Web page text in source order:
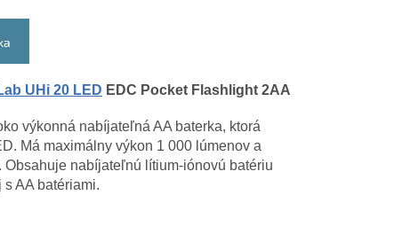
UHi 20 LED EDC Pocket Flashlight 2AA
výkonná nabíjateľná AA baterka, ktorá
Má maximálny výkon 1 000 lúmenov a
Obsahuje nabíjateľnú lítium-iónovú batériu
AA batériami.